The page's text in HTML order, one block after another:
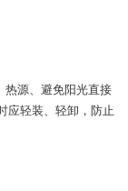
热源、避免阳光直接
应轻装、轻卸，防止